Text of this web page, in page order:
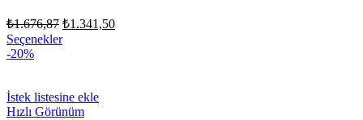
₺1.676,87 Orijinal
fiyat:
₺1.341,50Şu
Seçenekler
-20%
İstek listesine ekle
Hızlı Görünüm